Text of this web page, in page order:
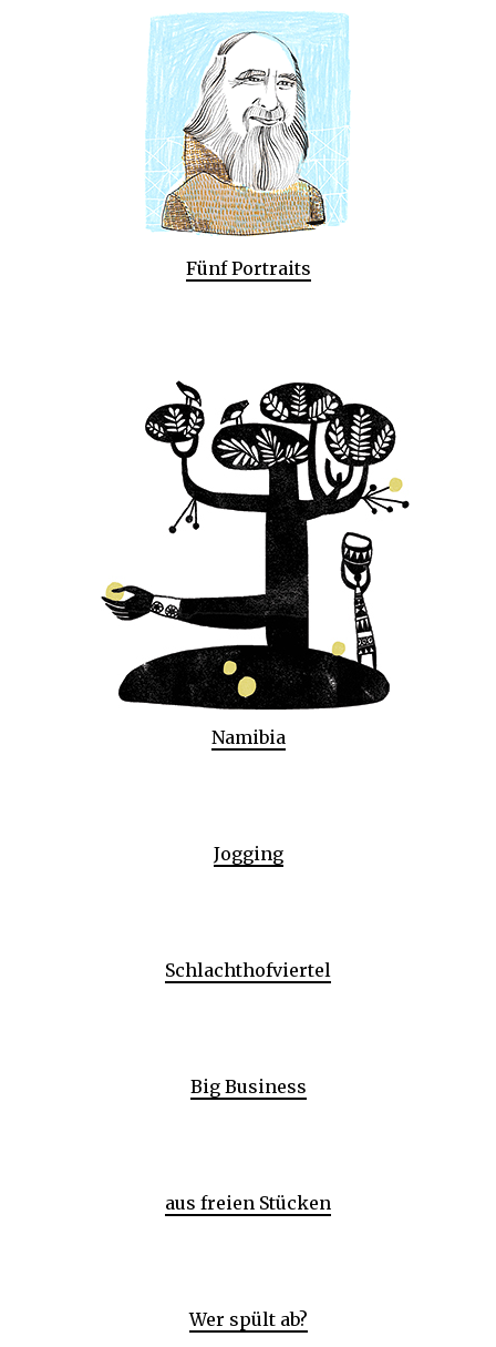
Fünf Portraits
Namibia
Jogging
Schlachthofviertel
Big Business
aus freien Stücken
Wer spült ab?